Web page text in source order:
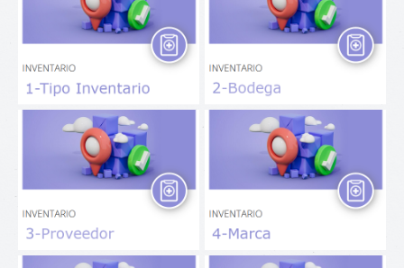
Tipo de Inventario Bodega
Proveedor Marca